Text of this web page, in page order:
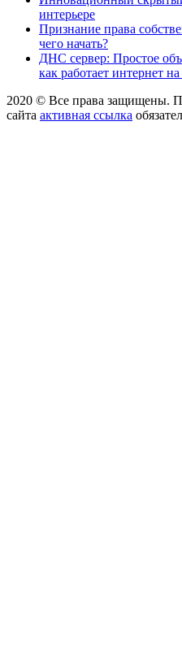
интерьере
Признание права
чего начать?
ДНС сервер: Простое
как работает интернет
2020 © Все права защищены.
сайта активная ссылка